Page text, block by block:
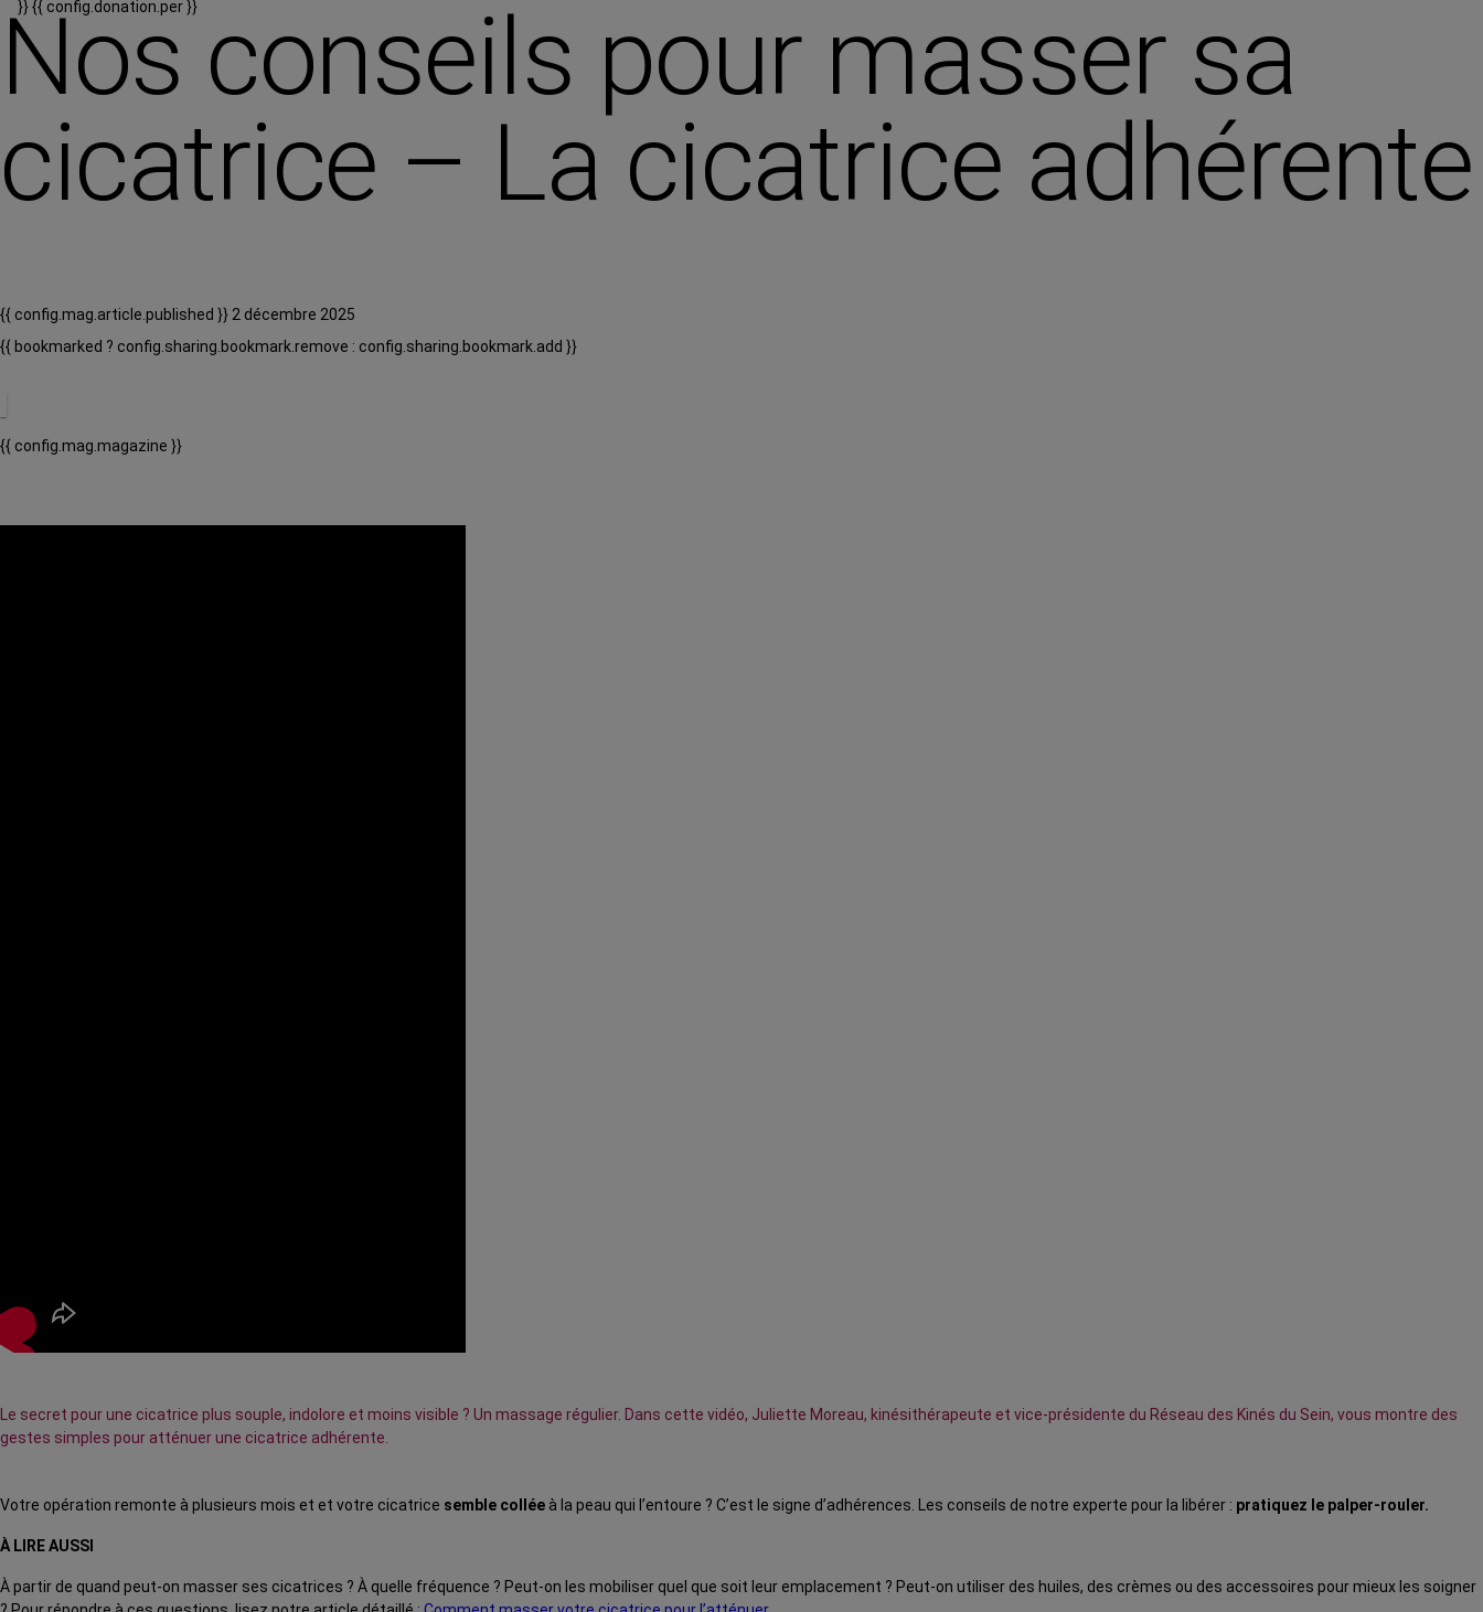
}}{{ config.donation.per }}
Nos conseils pour masser sa
cicatrice – La cicatrice adhérente
{{ config.mag.article.published }} 2 décembre 2025
{{ bookmarked ? config.sharing.bookmark.remove : config.sharing.bookmark.add }}
{{ config.mag.magazine }}
Le secret pour une cicatrice plus souple, indolore et moins visible ? Un massage régulier. Dans cette vidéo, Juliette Moreau, kinésithérapeute et vice-présidente du Réseau des Kinés du Sein, vous montre des
gestes simples pour atténuer une cicatrice adhérente.
Votre opération remonte à plusieurs mois et et votre cicatrice semble collée à la peau qui l’entoure ? C’est le signe d’adhérences. Les conseils de notre experte pour la libérer : pratiquez le palper-rouler.
À LIRE AUSSI
À partir de quand peut-on masser ses cicatrices ? À quelle fréquence ? Peut-on les mobiliser quel que soit leur emplacement ? Peut-on utiliser des huiles, des crèmes ou des accessoires pour mieux les soigner